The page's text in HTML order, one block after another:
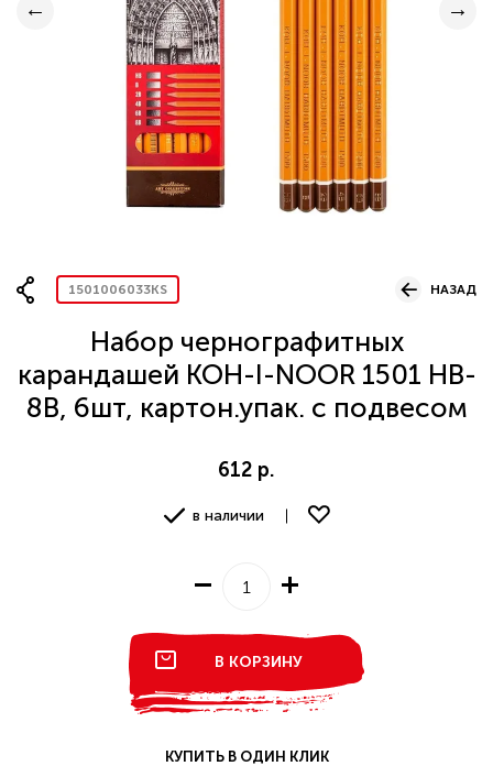
1501006033KS НАЗАД
Набор чернографитных
карандашей KOH-I-NOOR 1501 HB-
8B, 6шт, картон.упак. с подвесом
612 р.
в наличии
В КОРЗИНУ
КУПИТЬ В ОДИН КЛИК
Вопрос по представительству
ОСТАВИТЬ ЗАЯВКУ